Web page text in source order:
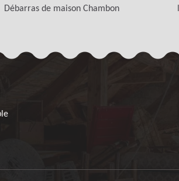
Débarras de maison Chambon